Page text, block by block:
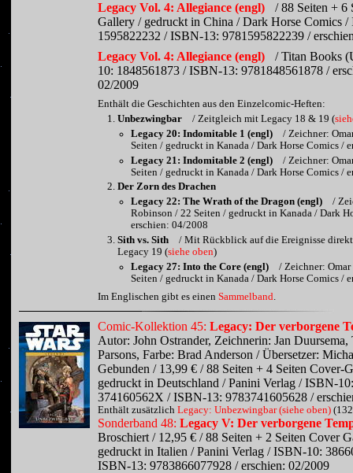
Legacy Vol. 4: Allegiance (engl)
/ 88 Seiten + 6
Gallery / gedruckt in China / Dark Horse Comics
1595822232 / ISBN-13: 9781595822239 /
Legacy Vol. 4: Allegiance (engl)
/ Titan Books
10: 1848561873 / ISBN-13: 9781848561878 /
02/2009
Enthält die Geschichten aus den Einzelcomic-Heften:
Unbezwingbar
/ Zeitgleich mit Legacy 18 & 19 (
Legacy 20: Indomitable 1 (engl)
/ Zeichner:
Seiten / gedruckt in Kanada / Dark Horse Comics /
Legacy 21: Indomitable 2 (engl)
/ Zeichner:
Seiten / gedruckt in Kanada / Dark Horse Comics /
Der Zorn des Drachen
Legacy 22: The Wrath of the Dragon (engl)
/
Robinson / 22 Seiten / gedruckt in Kanada / Dark
erschien: 04/2008
Sith vs. Sith
/ Mit Rückblick auf die Ereignisse
Legacy 19 (siehe oben)
Legacy 27: Into the Core (engl)
/ Zeichner:
Seiten / gedruckt in Kanada / Dark Horse Comics /
Im Englischen gibt es einenSammelband
Comic-Kollektion 45:Legacy: Der verborgene
Autor: John Ostrander, Zeichnerin: Jan Duursema,
Parsons, Farbe: Brad Anderson / Übersetzer:
Gebunden / 13,99 € / 88 Seiten + 4 Seiten Cover-
gedruckt in Deutschland / Panini Verlag / ISBN-
374160562X / ISBN-13: 9783741605628 /
Enthält zusätzlichLegacy: Unbezwingbar (siehe oben)
Sonderband 48:Legacy V: Der verborgene
Broschiert / 12,95 € / 88 Seiten + 2 Seiten Cover
gedruckt in Italien / Panini Verlag / ISBN-10:
ISBN-13: 9783866077928 / erschien: 02/2009